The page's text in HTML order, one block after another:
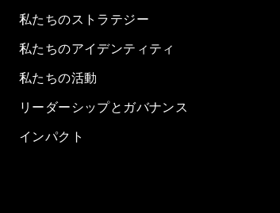
私たちのストラテジー
私たちのアイデンティティ
私たちの活動
リーダーシップとガバナンス
インパクト